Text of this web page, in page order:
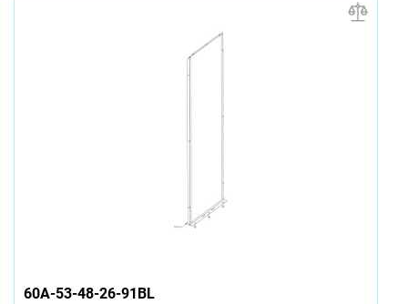
60A-53-48-26-91BL